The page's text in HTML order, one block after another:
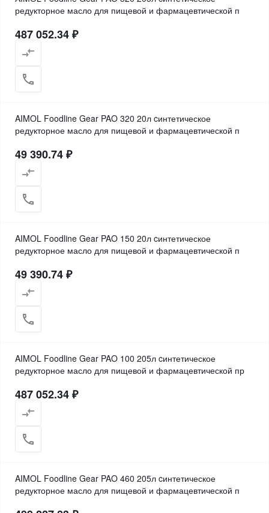
редукторное масло для пищевой и фармацевтической п
487 052.34 ₽
AIMOL Foodline Gear PAO 320 20л cинтетическое
редукторное масло для пищевой и фармацевтической п
49 390.74 ₽
AIMOL Foodline Gear PAO 150 20л cинтетическое
редукторное масло для пищевой и фармацевтической п
49 390.74 ₽
AIMOL Foodline Gear PAO 100 205л cинтетическое
редукторное масло для пищевой и фармацевтической пр
487 052.34 ₽
AIMOL Foodline Gear PAO 460 205л cинтетическое
редукторное масло для пищевой и фармацевтической п